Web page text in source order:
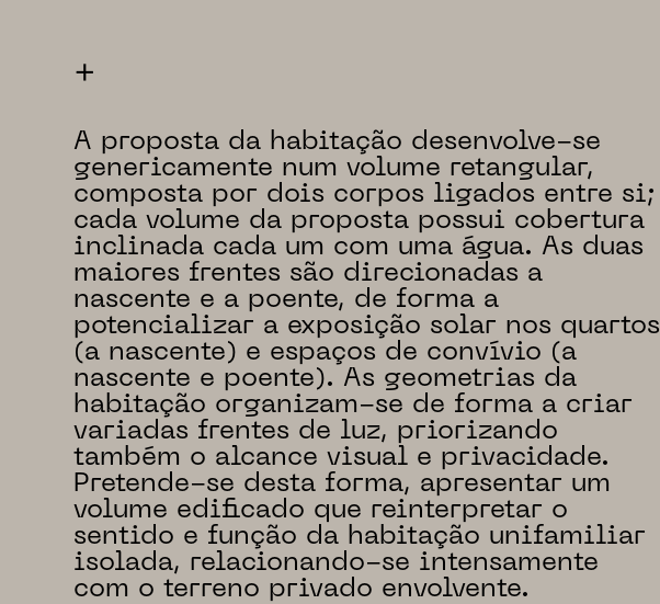
+
A proposta da habitação desenvolve-se
genericamente num volume retangular,
composta por dois corpos ligados entre si;
cada volume da proposta possui cobertura
inclinada cada um com uma água. As duas
maiores frentes são direcionadas a
nascente e a poente, de forma a
potencializar a exposição solar nos quartos
(a nascente) e espaços de convívio (a
nascente e poente). As geometrias da
habitação organizam-se de forma a criar
variadas frentes de luz, priorizando
também o alcance visual e privacidade.
Pretende-se desta forma, apresentar um
volume edificado que reinterpretar o
sentido e função da habitação unifamiliar
isolada, relacionando-se intensamente
com o terreno privado envolvente.